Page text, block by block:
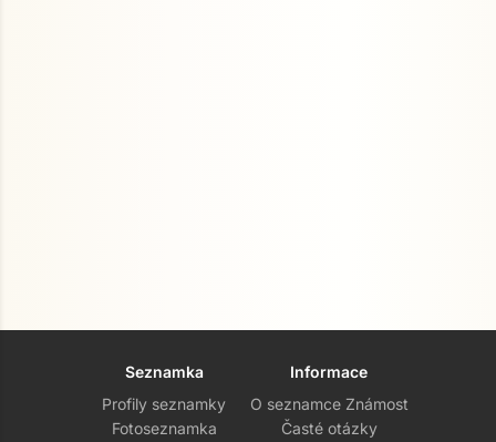
Seznamka
Profily seznamky
Fotoseznamka
Informace
O seznamce Známost
Časté otázky